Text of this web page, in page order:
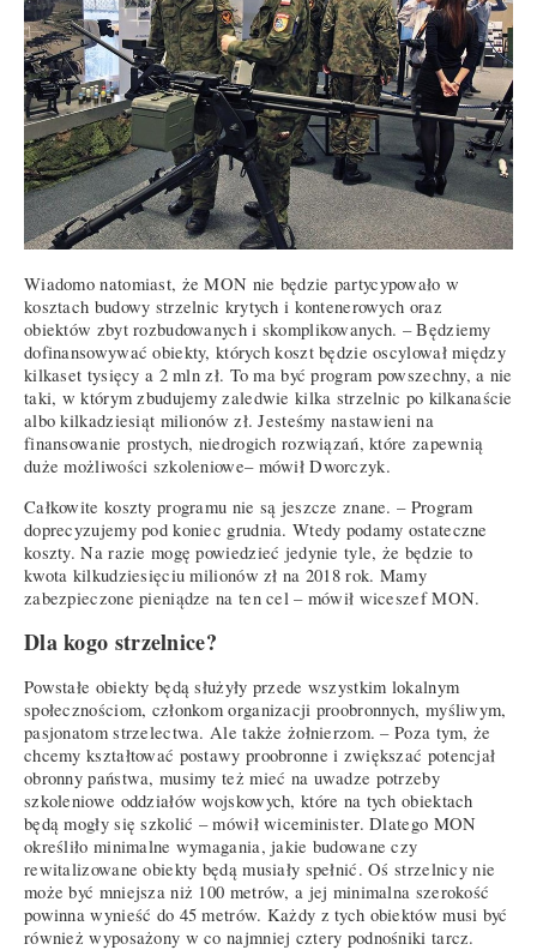
Wiadomo natomiast, że MON nie będzie partycypowało w
kosztach budowy strzelnic krytych i kontenerowych oraz
obiektów zbyt rozbudowanych i skomplikowanych. – Będziemy
dofinansowywać obiekty, których koszt będzie oscylował między
kilkaset tysięcy a 2 mln zł. To ma być program powszechny, a nie
taki, w którym zbudujemy zaledwie kilka strzelnic po kilkanaście
albo kilkadziesiąt milionów zł. Jesteśmy nastawieni na
finansowanie prostych, niedrogich rozwiązań, które zapewnią
duże możliwości szkoleniowe– mówił Dworczyk.
Całkowite koszty programu nie są jeszcze znane. – Program
doprecyzujemy pod koniec grudnia. Wtedy podamy ostateczne
koszty. Na razie mogę powiedzieć jedynie tyle, że będzie to
kwota kilkudziesięciu milionów zł na 2018 rok. Mamy
zabezpieczone pieniądze na ten cel – mówił wiceszef MON.
Dla kogo strzelnice?
Powstałe obiekty będą służyły przede wszystkim lokalnym
społecznościom, członkom organizacji proobronnych, myśliwym,
pasjonatom strzelectwa. Ale także żołnierzom. – Poza tym, że
chcemy kształtować postawy proobronne i zwiększać potencjał
obronny państwa, musimy też mieć na uwadze potrzeby
szkoleniowe oddziałów wojskowych, które na tych obiektach
będą mogły się szkolić – mówił wiceminister. Dlatego MON
określiło minimalne wymagania, jakie budowane czy
rewitalizowane obiekty będą musiały spełnić. Oś strzelnicy nie
może być mniejsza niż 100 metrów, a jej minimalna szerokość
powinna wynieść do 45 metrów. Każdy z tych obiektów musi być
również wyposażony w co najmniej cztery podnośniki tarcz.